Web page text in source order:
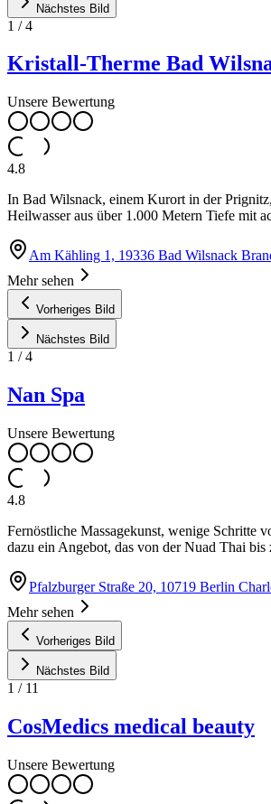
Nächstes Bild
1 /4
Kristall-Therme Bad
Unsere Bewertung
4.8
In Bad Wilsnack, einem Kurort in der
Heilwasser aus über 1.000 Metern Tiefe mit
Am Kähling 1, 19336 Bad Wilsnack
Mehr sehen
Vorheriges Bild
Nächstes Bild
1 /4
Nan Spa
Unsere Bewertung
4.8
Fernöstliche Massagekunst, wenige Schritte
dazu ein Angebot, das von der Nuad Thai
Pfalzburger Straße 20, 10719 Berlin
Mehr sehen
Vorheriges Bild
Nächstes Bild
1 / 11
CosMedics medical beauty
Unsere Bewertung